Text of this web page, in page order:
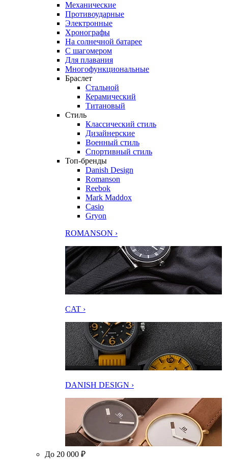
Механические
Противоударные
Электронные
Хронографы
На солнечной батарее
С шагомером
Для плавания
Многофункциональные
Браслет
Стальной
Керамический
Титановый
Стиль
Классический стиль
Дизайнерские
Военный стиль
Спортивный стиль
Топ-бренды
Danish Design
Romanson
Reebok
Mark Maddox
Casio
Gryon
ROMANSON ›
CAT ›
DANISH DESIGN ›
До 20 000 ₽